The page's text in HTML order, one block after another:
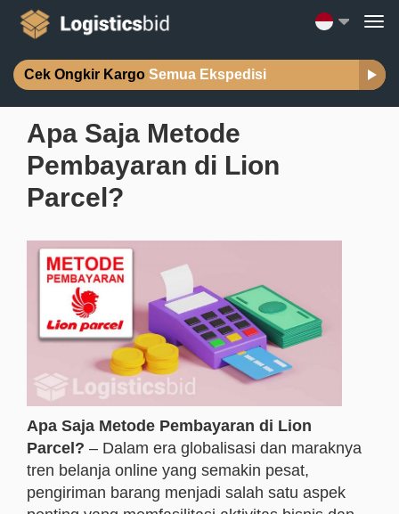
Cek Ongkir Kargo Semua Ekspedisi
Apa Saja Metode
Pembayaran di Lion
Parcel?
Apa Saja Metode Pembayaran di Lion
Parcel? – Dalam era globalisasi dan maraknya
tren belanja online yang semakin pesat,
pengiriman barang menjadi salah satu aspek